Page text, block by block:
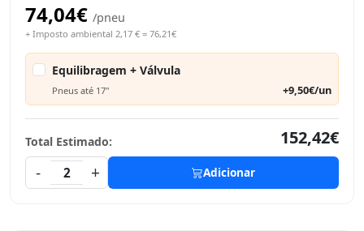
74,04€ /pneu
+ Imposto ambiental 2,17 € = 76,21€
Equilibragem + Válvula
Pneus até 17" +9,50€/un
Total Estimado:
152,42€
-
2 + Adicionar